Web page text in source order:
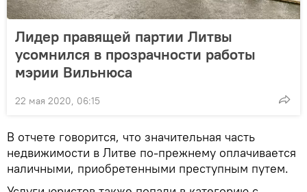
Лидер правящей партии Литвы
усомнился в прозрачности работы
мэрии Вильнюса
22 мая 2020, 06:15
В отчете говорится, что значительная часть
недвижимости в Литве по-прежнему оплачивается
наличными, приобретенными преступным путем.